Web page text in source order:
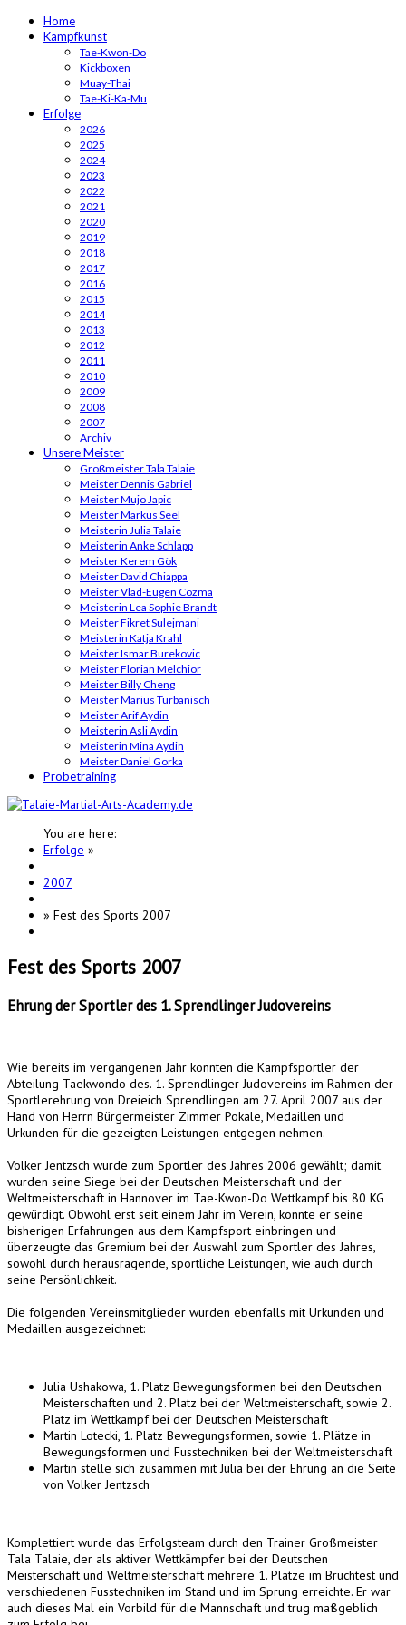
Home
Kampfkunst
Tae-Kwon-Do
Kickboxen
Muay-Thai
Tae-Ki-Ka-Mu
Erfolge
2026
2025
2024
2023
2022
2021
2020
2019
2018
2017
2016
2015
2014
2013
2012
2011
2010
2009
2008
2007
Archiv
Unsere Meister
Großmeister Tala Talaie
Meister Dennis Gabriel
Meister Mujo Japic
Meister Markus Seel
Meisterin Julia Talaie
Meisterin Anke Schlapp
Meister Kerem Gök
Meister David Chiappa
Meister Vlad-Eugen Cozma
Meisterin Lea Sophie Brandt
Meister Fikret Sulejmani
Meisterin Katja Krahl
Meister Ismar Burekovic
Meister Florian Melchior
Meister Billy Cheng
Meister Marius Turbanisch
Meister Arif Aydin
Meisterin Asli Aydin
Meisterin Mina Aydin
Meister Daniel Gorka
Probetraining
You are here:
Erfolge »
2007
» Fest des Sports 2007
Fest des Sports 2007
Ehrung der Sportler des 1. Sprendlinger Judovereins
Wie bereits im vergangenen Jahr konnten die Kampfsportler der
Abteilung Taekwondo des. 1. Sprendlinger Judovereins im Rahmen der
Sportlerehrung von Dreieich Sprendlingen am 27. April 2007 aus der
Hand von Herrn Bürgermeister Zimmer Pokale, Medaillen und
Urkunden für die gezeigten Leistungen entgegen nehmen.
Volker Jentzsch wurde zum Sportler des Jahres 2006 gewählt; damit
wurden seine Siege bei der Deutschen Meisterschaft und der
Weltmeisterschaft in Hannover im Tae-Kwon-Do Wettkampf bis 80 KG
gewürdigt. Obwohl erst seit einem Jahr im Verein, konnte er seine
bisherigen Erfahrungen aus dem Kampfsport einbringen und
überzeugte das Gremium bei der Auswahl zum Sportler des Jahres,
sowohl durch herausragende, sportliche Leistungen, wie auch durch
seine Persönlichkeit.
Die folgenden Vereinsmitglieder wurden ebenfalls mit Urkunden und
Medaillen ausgezeichnet:
Julia Ushakowa, 1. Platz Bewegungsformen bei den Deutschen
Meisterschaften und 2. Platz bei der Weltmeisterschaft, sowie 2.
Platz im Wettkampf bei der Deutschen Meisterschaft
Martin Lotecki, 1. Platz Bewegungsformen, sowie 1. Plätze in
Bewegungsformen und Fusstechniken bei der Weltmeisterschaft
Martin stelle sich zusammen mit Julia bei der Ehrung an die Seite
von Volker Jentzsch
Komplettiert wurde das Erfolgsteam durch den Trainer Großmeister
Tala Talaie, der als aktiver Wettkämpfer bei der Deutschen
Meisterschaft und Weltmeisterschaft mehrere 1. Plätze im Bruchtest und
verschiedenen Fusstechniken im Stand und im Sprung erreichte. Er war
auch dieses Mal ein Vorbild für die Mannschaft und trug maßgeblich